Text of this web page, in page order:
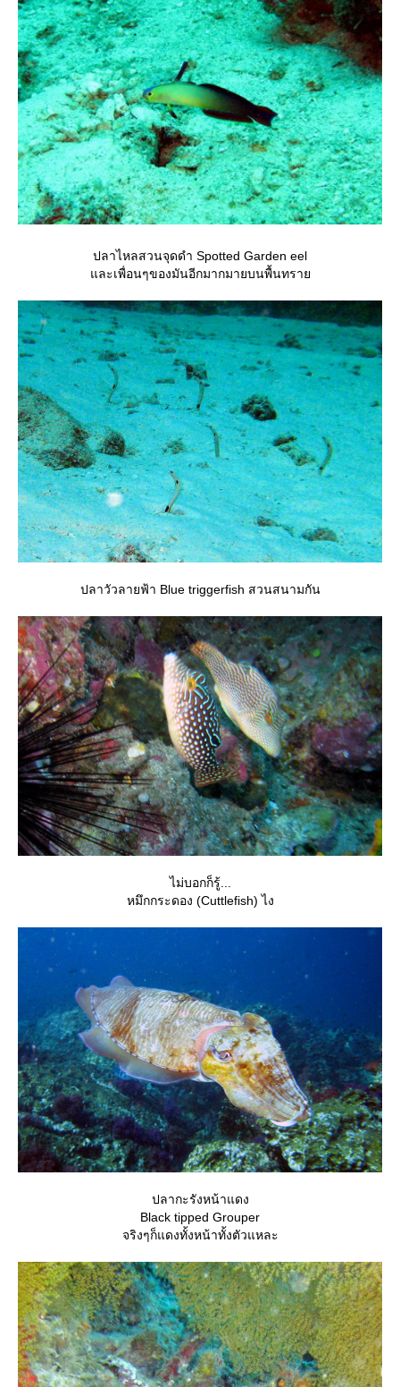
ปลาไหลสวนจุดดำ Spotted Garden eel
ละเพื่อนๆของมันอีกมากมายบนพื้นทรา
ปลาวัวลายฟ้า Blue triggerfish สวนสนามกัน
ไม่บอกก็รู้...
หมึกกระดอง (Cuttlefish) ไง
ปลากะรังหน้าแดง
Black tipped Grouper
จริงๆก็แดงทั้งหน้าทั้งตัวแหละ